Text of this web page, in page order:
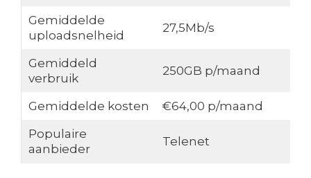
Gemiddelde
uploadsnelheid
27,5Mb/s
Gemiddeld
verbruik
250GB p/maand
Gemiddelde kosten
€64,00 p/maand
Populaire
aanbieder
Telenet